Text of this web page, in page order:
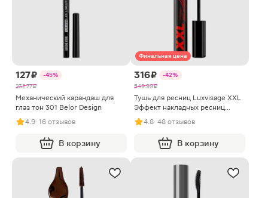
127 ₽
-45%
232.77 ₽
Механический карандаш для
глаз тон 301 Belor Design
4.9· 16 отзывов
В корзину
Финальная цена
316 ₽
-42%
549.99 ₽
Тушь для ресниц Luxvisage XXL
Эффект накладных ресниц
Черная
4.8· 48 отзывов
В корзину